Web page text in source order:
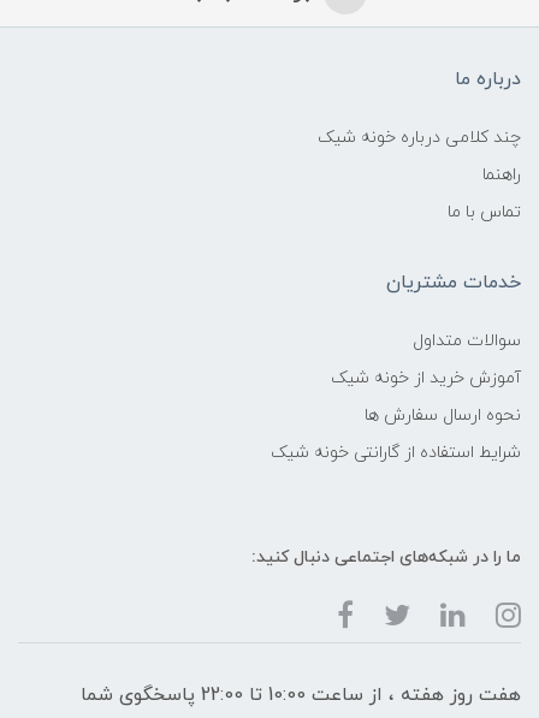
درباره ما
چند کلامی درباره خونه شیک
راهنما
تماس با ما
خدمات مشتریان
سوالات متداول
آموزش خرید از خونه شیک
نحوه ارسال سفارش ها
شرایط استفاده از گارانتی خونه شیک
ما را در شبکه‌های اجتماعی دنبال کنید:
هفت روز هفته ، از ساعت 10:00 تا 22:00 پاسخگوی شما